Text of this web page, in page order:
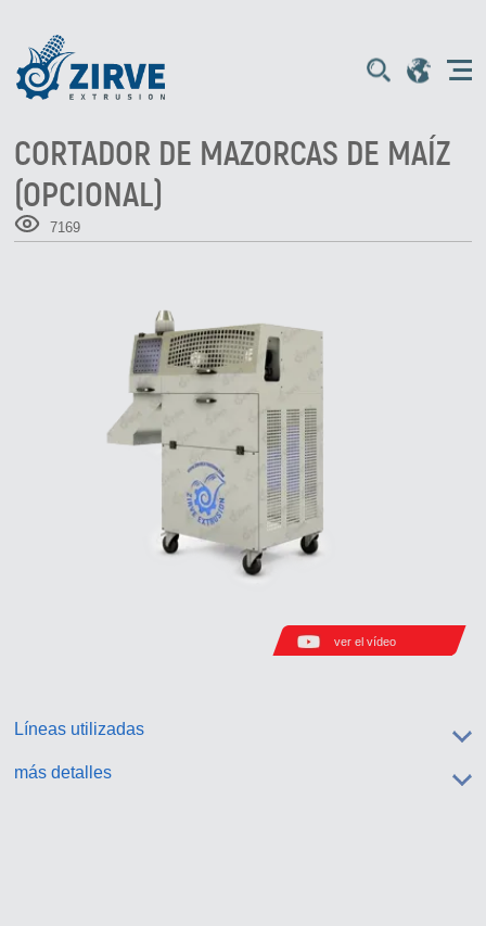
CORTADOR DE MAZORCAS DE MAÍZ
(OPCIONAL)
7169
ver el vídeo
Líneas utilizadas
más detalles